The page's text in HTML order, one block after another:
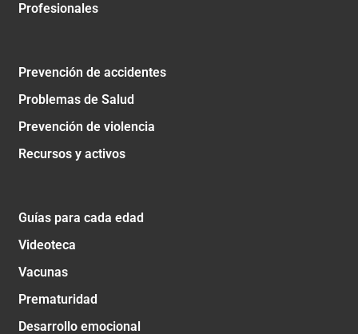
Profesionales
Prevención de accidentes
Problemas de Salud
Prevención de violencia
Recursos y activos
Guías para cada edad
Videoteca
Vacunas
Prematuridad
Desarrollo emocional